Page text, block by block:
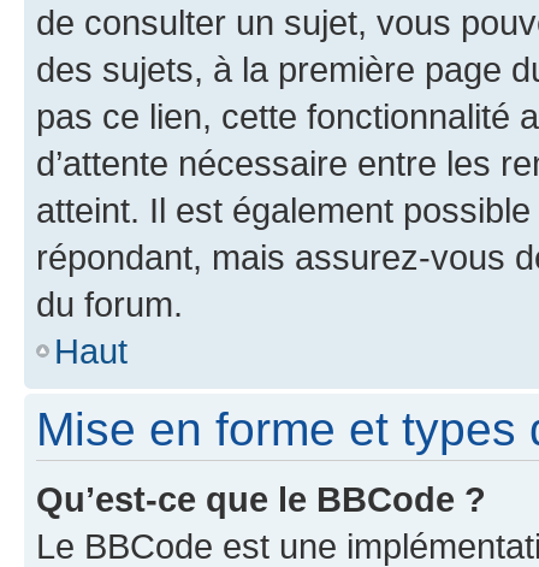
de consulter un sujet, vous
des sujets, à la première page
pas ce lien, cette fonctionnalité
d’attente nécessaire entre les
atteint. Il est également
répondant, mais assurez-vous
du forum.
Haut
Mise en forme et types
Qu’est-ce que le BBCode ?
Le BBCode est une